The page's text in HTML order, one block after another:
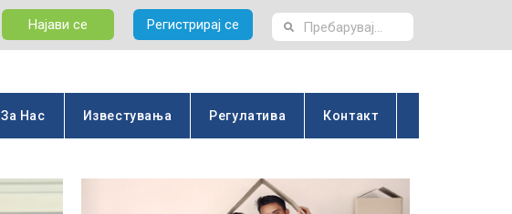
Најави се Регистрирај се
За Нас Известувања Регулатива Контакт